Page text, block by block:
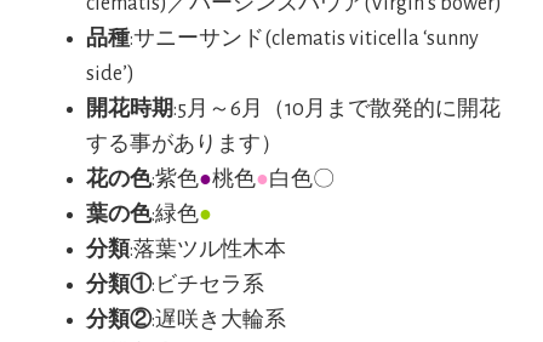
品種:サニーサンド(clematis viticella ‘sunny
side’)
開花時期:5月～6月（10月まで散発的に開花
する事があります）
花の色:紫色●桃色●白色〇
葉の色:緑色●
分類:落葉ツル性木本
分類①:ビチセラ系
分類②:遅咲き大輪系